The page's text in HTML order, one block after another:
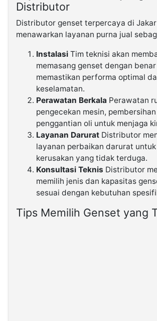
Distributor
Distributor genset terpercaya di
menawarkan layanan purna jual
Instalasi Tim teknisi akan
memasang genset dengan
memastikan performa optimal
keselamatan.
Perawatan Berkala Perawatan
pengecekan mesin,
penggantian oli untuk menjaga
Layanan Darurat Distributor
layanan perbaikan darurat
kerusakan yang tidak terduga.
Konsultasi Teknis Distributor
memilih jenis dan kapasitas
sesuai dengan kebutuhan
Tips Memilih Genset yang